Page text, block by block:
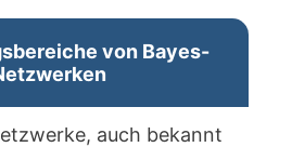
von Bayes-
auch bekannt